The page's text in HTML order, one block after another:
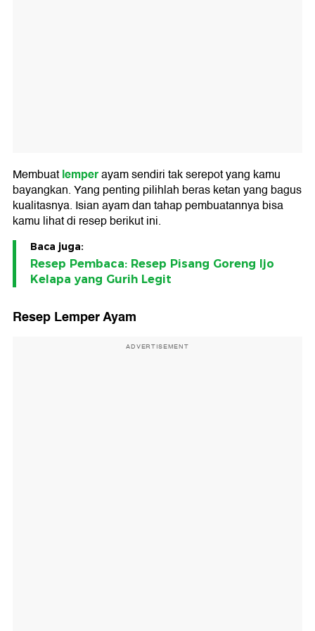
Membuatlemperayam sendiri tak serepot yang kamu
bayangkan. Yang penting pilihlah beras ketan yang bagus
kualitasnya. Isian ayam dan tahap pembuatannya bisa
kamu lihat di resep berikut ini.
Baca juga:
Resep Pembaca: Resep Pisang Goreng Ijo
Kelapa yang Gurih Legit
Resep Lemper Ayam
ADVERTISEMENT